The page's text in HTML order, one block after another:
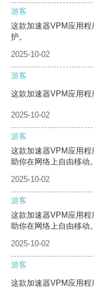
游客
这款加速器VPM应用
护。
2025-10-02
游客
这款加速器VPM应用程
2025-10-02
游客
这款加速器VPM应用
助你在网络上自由移动。
2025-10-02
游客
这款加速器VPM应用
助你在网络上自由移动。
2025-10-02
游客
这款加速器VPM应用程